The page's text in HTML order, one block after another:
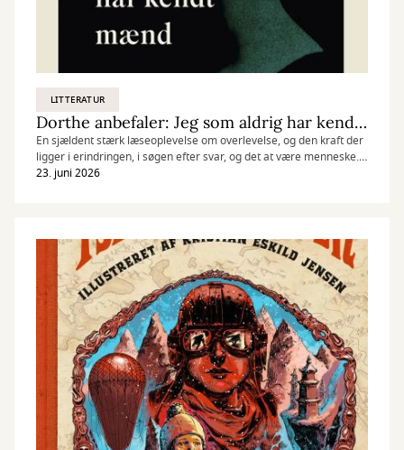
LITTERATUR
Dorthe anbefaler: Jeg som aldrig har kendt mænd af Jacqueline Harpman
En sjældent stærk læseoplevelse om overlevelse, og den kraft der
ligger i erindringen, i søgen efter svar, og det at være menneske.
Perfekt til læsere af litterære dystopier og eksistentielle romaner.
23. juni 2026